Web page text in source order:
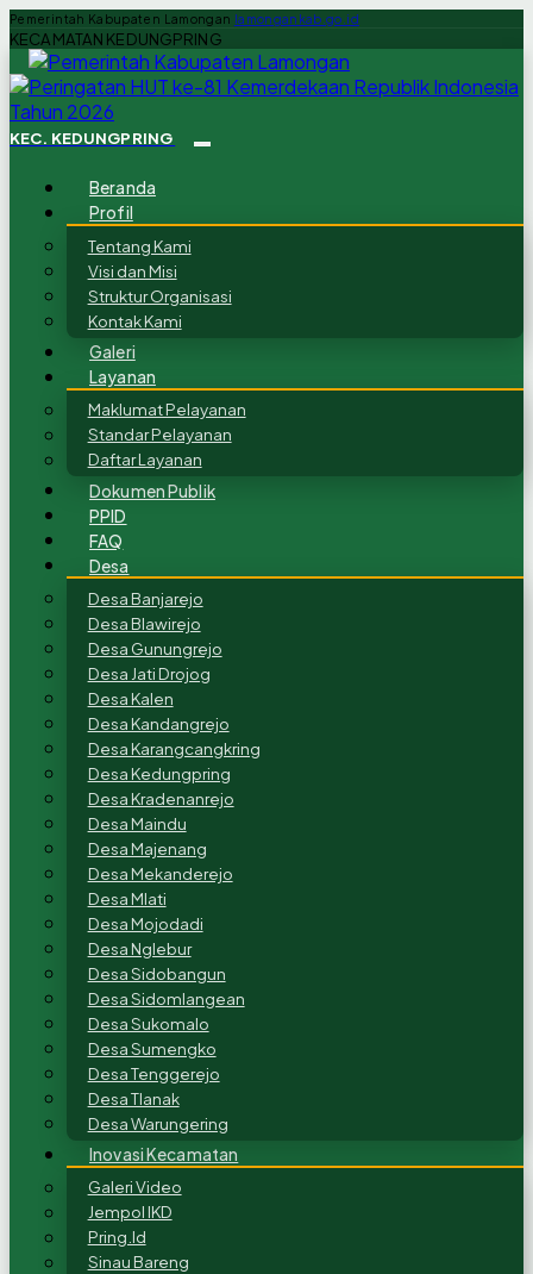
Pemerintah Kabupaten Lamongan lamongankab.go.id
KECAMATAN KEDUNGPRING
KEC. KEDUNGPRING
Beranda
Profil
Tentang Kami
Visi dan Misi
Struktur Organisasi
Kontak Kami
Galeri
Layanan
Maklumat Pelayanan
Standar Pelayanan
Daftar Layanan
Dokumen Publik
PPID
FAQ
Desa
Desa Banjarejo
Desa Blawirejo
Desa Gunungrejo
Desa Jati Drojog
Desa Kalen
Desa Kandangrejo
Desa Karangcangkring
Desa Kedungpring
Desa Kradenanrejo
Desa Maindu
Desa Majenang
Desa Mekanderejo
Desa Mlati
Desa Mojodadi
Desa Nglebur
Desa Sidobangun
Desa Sidomlangean
Desa Sukomalo
Desa Sumengko
Desa Tenggerejo
Desa Tlanak
Desa Warungering
Inovasi Kecamatan
Galeri Video
Jempol IKD
Pring.Id
Sinau Bareng